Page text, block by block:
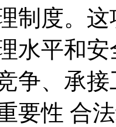
制度。
水平和
争、承
要性 合